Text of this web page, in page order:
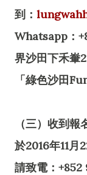
到：
Whatsapp：
界沙田下禾輋
「綠色沙田
（三）收到
於2016年11月
請致電：+852